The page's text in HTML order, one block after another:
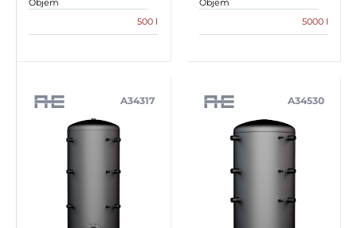
Objem
500 l
Objem
5000 l
A34317 A34530